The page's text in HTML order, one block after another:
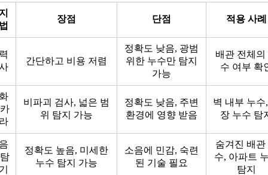
장점 단점 적용 사례
간단하고 비용 저렴
정확도 낮음, 광범
위한 누수만 탐지
가능
배관 전체의
수 여부 확
비파괴 검사, 넓은 범
위 탐지 가능
정확도 낮음, 주변
환경에 영향 받음
벽 내부 누수
장 누수 탐
정확도 높음, 미세한
누수 탐지 가능
소음에 민감, 숙련
된 기술 필요
숨겨진 배관
수, 아파트
탐지